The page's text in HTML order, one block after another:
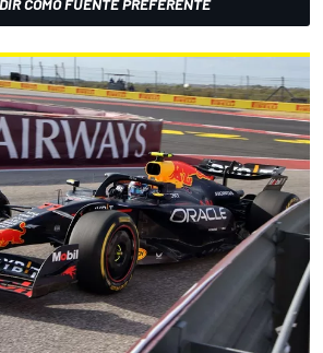
COMO FUENTE PREFERENTE